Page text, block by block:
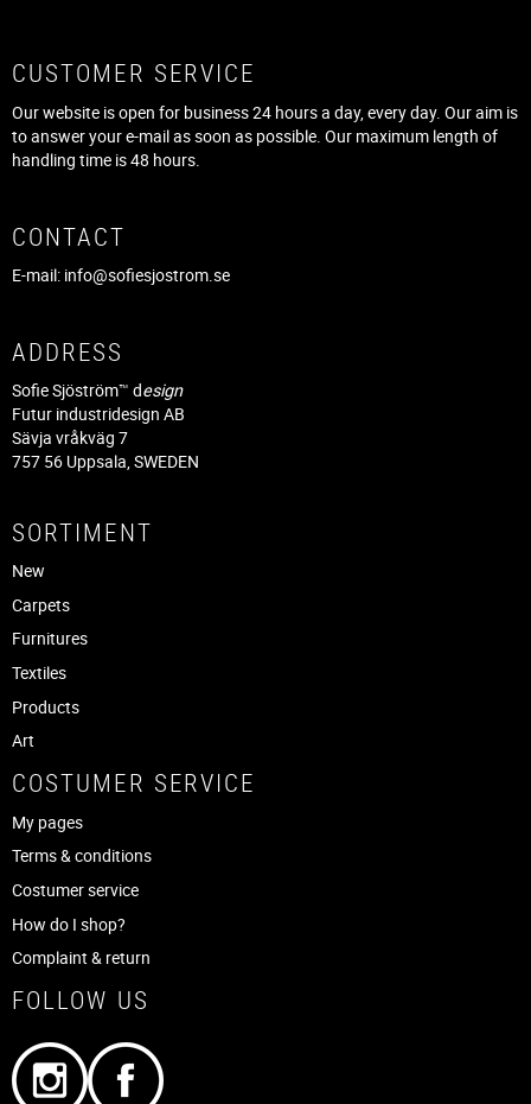
CUSTOMER SERVICE
Our website is open for business 24 hours a day, every day. Our aim is
to answer your e-mail as soon as possible. Our maximum length of
handling time is 48 hours.
CONTACT
E-mail: info@sofiesjostrom.se
ADDRESS
Sofie Sjöström™ design
Futur industridesign AB
Sävja vråkväg 7
757 56 Uppsala, SWEDEN
SORTIMENT
New
Carpets
Furnitures
Textiles
Products
Art
COSTUMER SERVICE
My pages
Terms & conditions
Costumer service
How do I shop?
Complaint & return
FOLLOW US